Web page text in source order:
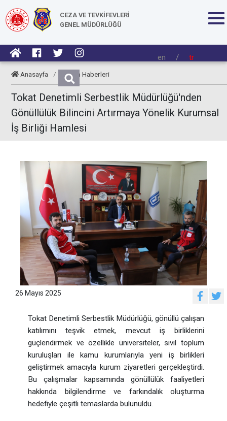
CEZA VE TEVKİFEVLERİ
GENEL MÜDÜRLÜĞÜ
en / tr
Anasayfa / Kurum Haberleri
Tokat Denetimli Serbestlik Müdürlüğü'nden
Gönüllülük Bilincini Artırmaya Yönelik Kurumsal
İş Birliği Hamlesi
26 Mayıs 2025
Tokat Denetimli Serbestlik Müdürlüğü, gönüllü çalışan
katılımını teşvik etmek, mevcut iş birliklerini
güçlendirmek ve özellikle üniversiteler, sivil toplum
kuruluşları ile kamu kurumlarıyla yeni iş birlikleri
geliştirmek amacıyla kurum ziyaretleri gerçekleştirdi.
Bu çalışmalar kapsamında gönüllülük faaliyetleri
hakkında bilgilendirme ve farkındalık oluşturma
hedefiyle çeşitli temaslarda bulunuldu.